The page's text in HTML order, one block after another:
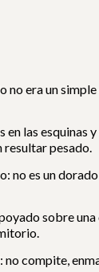
no era un
las esquinas
resultar pesado.
no es un
sobre una
compite,